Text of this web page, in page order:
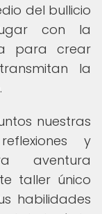
del bullicio
con la
para crear
la
nuestras
y
aventura
taller único
habilidades